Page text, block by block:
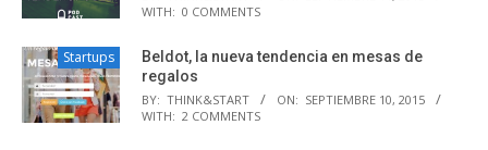
WITH: 0 COMMENTS
Startups
Beldot, la nueva tendencia en mesas de
regalos
BY: THINK&START ON: SEPTIEMBRE 10, 2015
WITH: 2 COMMENTS